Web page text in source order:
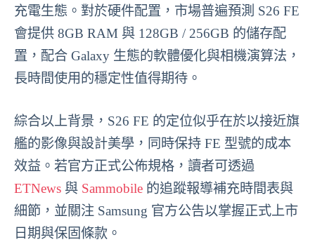
充電生態。對於硬件配置，市場普遍預測 S26 FE
會提供 8GB RAM 與 128GB / 256GB 的儲存配
置，配合 Galaxy 生態的軟體優化與相機演算法，
長時間使用的穩定性值得期待。
綜合以上背景，S26 FE 的定位似乎在於以接近旗
艦的影像與設計美學，同時保持 FE 型號的成本
效益。若官方正式公佈規格，讀者可透過
ETNews 與 Sammobile 的追蹤報導補充時間表與
細節，並關注 Samsung 官方公告以掌握正式上市
日期與保固條款。